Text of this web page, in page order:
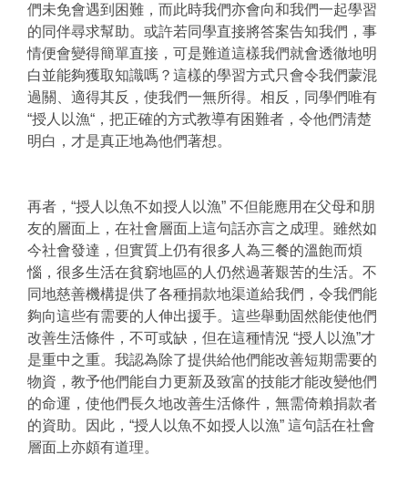
們未免會遇到困難，而此時我們亦會向和我們一起學習
的同伴尋求幫助。或許若同學直接將答案告知我們，事
情便會變得簡單直接，可是難道這樣我們就會透徹地明
白並能夠獲取知識嗎？這樣的學習方式只會令我們蒙混
過關、適得其反，使我們一無所得。相反，同學們唯有
“授人以漁“，把正確的方式教導有困難者，令他們清楚
明白，才是真正地為他們著想。
再者，“授人以魚不如授人以漁” 不但能應用在父母和朋
友的層面上，在社會層面上這句話亦言之成理。雖然如
今社會發達，但實質上仍有很多人為三餐的溫飽而煩
惱，很多生活在貧窮地區的人仍然過著艱苦的生活。不
同地慈善機構提供了各種捐款地渠道給我們，令我們能
夠向這些有需要的人伸出援手。這些舉動固然能使他們
改善生活條件，不可或缺，但在這種情況 “授人以漁”才
是重中之重。我認為除了提供給他們能改善短期需要的
物資，教予他們能自力更新及致富的技能才能改變他們
的命運，使他們長久地改善生活條件，無需倚賴捐款者
的資助。因此，“授人以魚不如授人以漁” 這句話在社會
層面上亦頗有道理。